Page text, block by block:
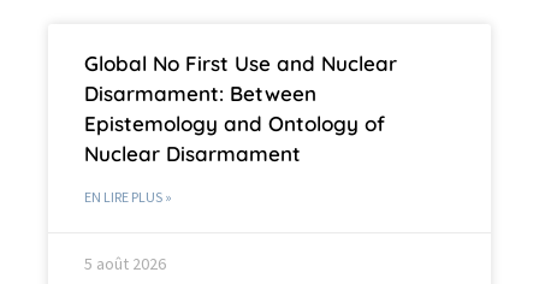
Global No First Use and Nuclear
Disarmament: Between
Epistemology and Ontology of
Nuclear Disarmament
EN LIRE PLUS »
5 août 2026